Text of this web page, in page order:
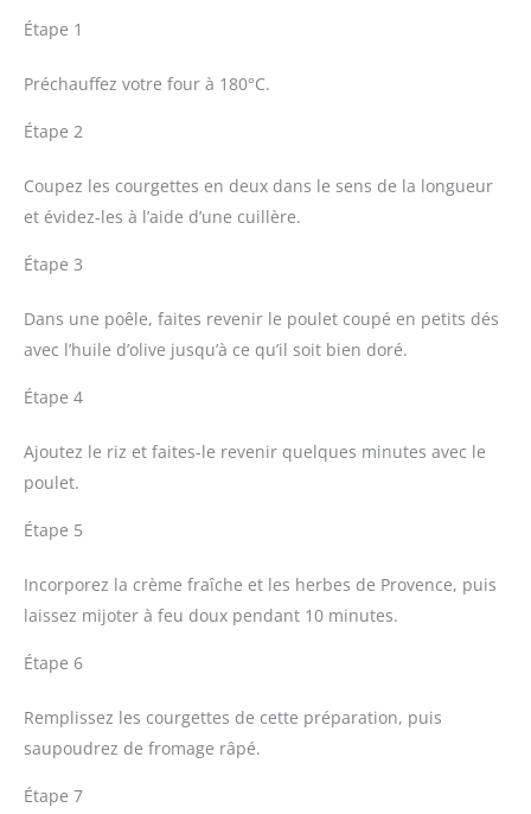
Étape 1
Préchauffez votre four à 180°C.
Étape 2
Coupez les courgettes en deux dans le sens de la longueur
et évidez-les à l’aide d’une cuillère.
Étape 3
Dans une poêle, faites revenir le poulet coupé en petits dés
avec l’huile d’olive jusqu’à ce qu’il soit bien doré.
Étape 4
Ajoutez le riz et faites-le revenir quelques minutes avec le
poulet.
Étape 5
Incorporez la crème fraîche et les herbes de Provence, puis
laissez mijoter à feu doux pendant 10 minutes.
Étape 6
Remplissez les courgettes de cette préparation, puis
saupoudrez de fromage râpé.
Étape 7